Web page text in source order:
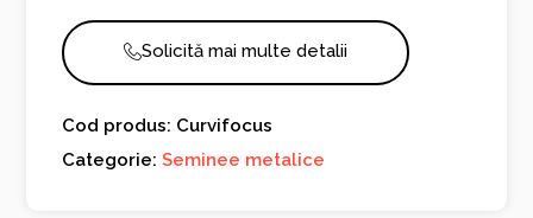
Solicită mai multe detalii
Cod produs: Curvifocus
Categorie:Seminee metalice